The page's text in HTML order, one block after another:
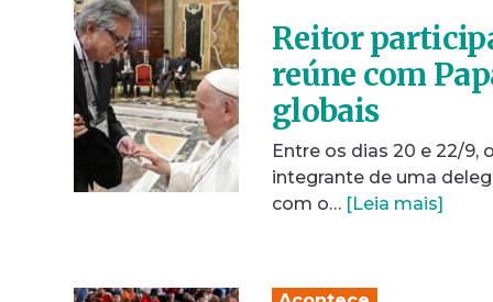
Reitor
reúne com
globais
Entre os dias 20 e 22/9,
integrante de uma
com o… [Leia mais]